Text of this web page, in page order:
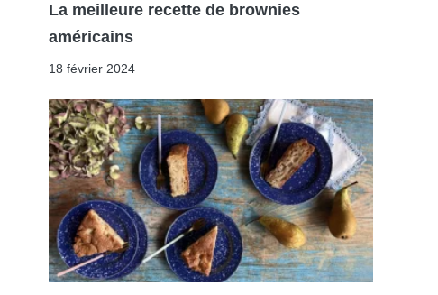
La meilleure recette de brownies
américains
18 février 2024